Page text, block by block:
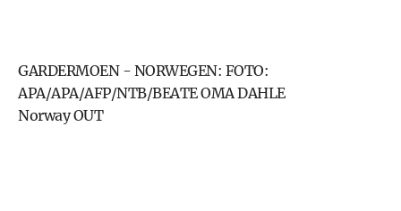
GARDERMOEN - NORWEGEN: FOTO:
APA/APA/AFP/NTB/BEATE OMA DAHLE
Norway OUT